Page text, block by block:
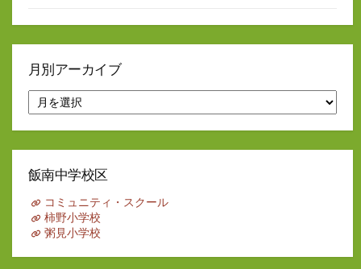
月別アーカイブ
別
ア
イ
飯南中学校区
コミュニティ・スクール
柿野小学校
粥見小学校